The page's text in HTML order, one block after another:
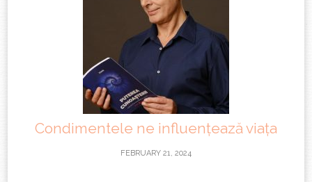
Condimentele ne influențează viața
FEBRUARY 21, 2024